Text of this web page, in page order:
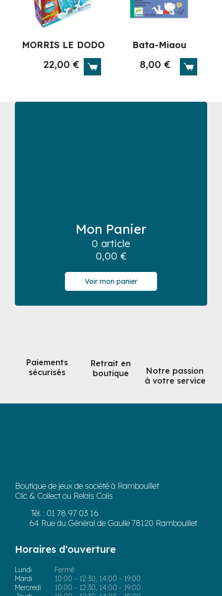
MORRIS LE DODO
22,00€
Bata-Miaou
8,00€
Mon Panier
0 article
0,00 €
Voir mon panier
Paiements
sécurisés
Retrait en
boutique
Notre passion
à votre service
Boutique de jeux de société à Rambouillet
Clic & Collect ou Relais Colis
Tél. : 01 78 97 03 16
64 Rue du Général de Gaulle 78120 Rambouillet
Horaires d'ouverture
Lundi
Fermé
Mardi
10:00 - 12:30, 14:00 - 19:00
Mercredi
10:00 - 12:30, 14:00 - 19:00